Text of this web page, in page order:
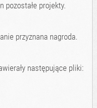
pozostałe projekty.
przyznana nagroda.
następujące pliki: